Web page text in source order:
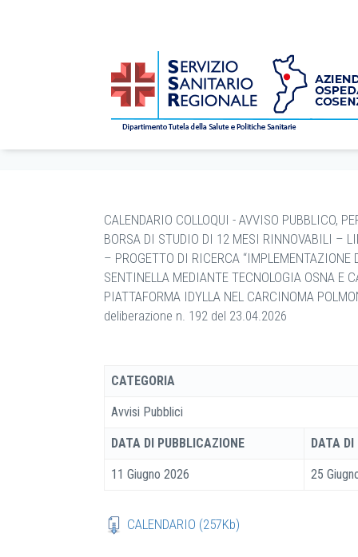
CONCORSI
Home /bandi/Avvisi Pubblici/2026
CALENDARIO COLLOQUI - AVVISO PUBBLICO,
BORSA DI STUDIO DI 12 MESI RINNOVABILI –
– PROGETTO DI RICERCA “IMPLEMENTAZIONE
SENTINELLA MEDIANTE TECNOLOGIA OSNA E
PIATTAFORMA IDYLLA NEL CARCINOMA
deliberazione n. 192 del 23.04.2026
CATEGORIA
Avvisi Pubblici
DATA DI PUBBLICAZIONE DATA
11 Giugno 2026 25
CALENDARIO (257Kb)